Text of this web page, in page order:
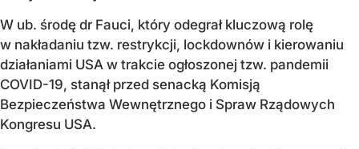
W ub. środę dr Fauci, który odegrał kluczową rolę
w nakładaniu tzw. restrykcji, lockdownów i kierowaniu
działaniami USA w trakcie ogłoszonej tzw. pandemii
COVID-19, stanął przed senacką Komisją
Bezpieczeństwa Wewnętrznego i Spraw Rządowych
Kongresu USA.